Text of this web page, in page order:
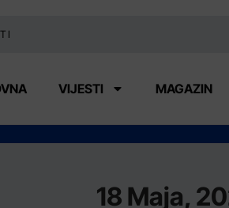
VIJESTI MAGAZIN
18 Maja,